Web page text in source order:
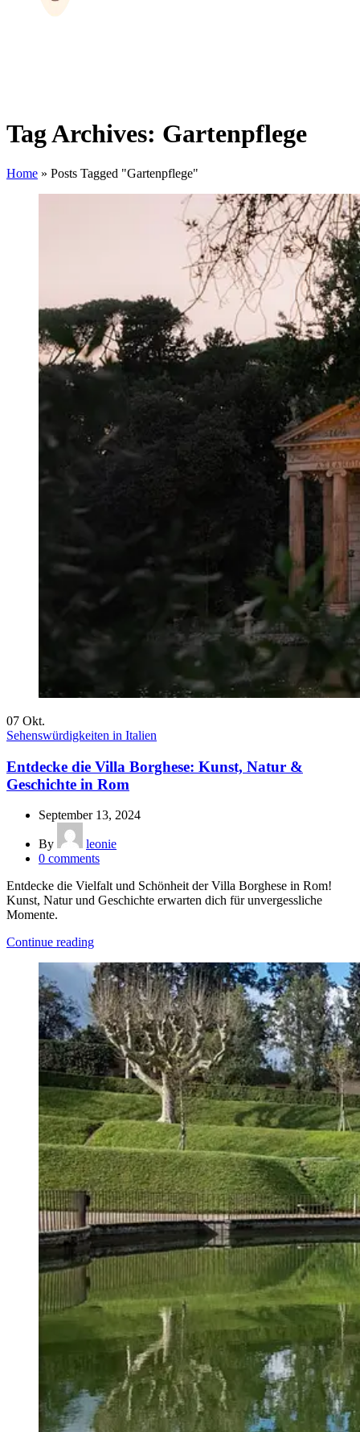
Tag Archives: Gartenpflege
Home » Posts Tagged "Gartenpflege"
07 Okt.
Sehenswürdigkeiten in Italien
Entdecke die Villa Borghese: Kunst, Natur &
Geschichte in Rom
September 13, 2024
By
leonie
0 comments
Entdecke die Vielfalt und Schönheit der Villa Borghese in Rom!
Kunst, Natur und Geschichte erwarten dich für unvergessliche
Momente.
Continue reading